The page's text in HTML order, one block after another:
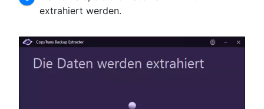
extrahiert werden.